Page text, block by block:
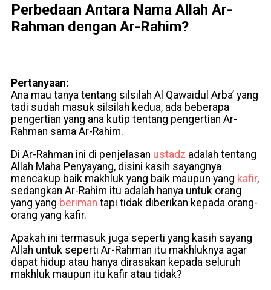
Perbedaan Antara Nama Allah Ar-
Rahman dengan Ar-Rahim?
Pertanyaan:
Ana mau tanya tentang silsilah Al Qawaidul Arba’ yang
tadi sudah masuk silsilah kedua, ada beberapa
pengertian yang ana kutip tentang pengertian Ar-
Rahman sama Ar-Rahim.
Di Ar-Rahman ini di penjelasan ustadz adalah tentang
Allah Maha Penyayang, disini kasih sayangnya
mencakup baik makhluk yang baik maupun yang kafir,
sedangkan Ar-Rahim itu adalah hanya untuk orang
yang yang beriman tapi tidak diberikan kepada orang-
orang yang kafir.
Apakah ini termasuk juga seperti yang kasih sayang
Allah untuk seperti Ar-Rahman itu makhluknya agar
dapat hidup atau hanya dirasakan kepada seluruh
makhluk maupun itu kafir atau tidak?